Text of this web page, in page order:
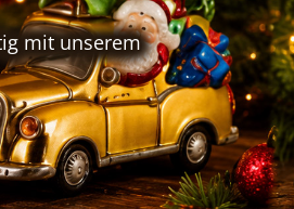
mit unserem